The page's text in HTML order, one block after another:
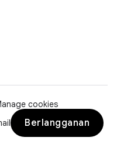
cookies
Berlangganan